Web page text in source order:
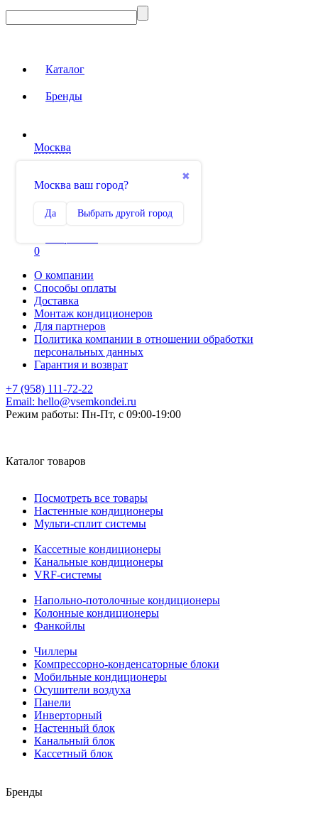
Каталог
Бренды
Москва
✖
Москва ваш город?
Да Выбрать другой город
Сравнение
0
О компании
Способы оплаты
Доставка
Монтаж кондиционеров
Для партнеров
Политика компании в отношении обработки
персональных данных
Гарантия и возврат
+7 (958) 111-72-22
Email: hello@vsemkondei.ru
Режим работы: Пн-Пт, с 09:00-19:00
Каталог товаров
Посмотреть все товары
Настенные кондиционеры
Мульти-сплит системы
Кассетные кондиционеры
Канальные кондиционеры
VRF-системы
Напольно-потолочные кондиционеры
Колонные кондиционеры
Фанкойлы
Чиллеры
Компрессорно-конденсаторные блоки
Мобильные кондиционеры
Осушители воздуха
Панели
Инверторный
Настенный блок
Канальный блок
Кассетный блок
Бренды